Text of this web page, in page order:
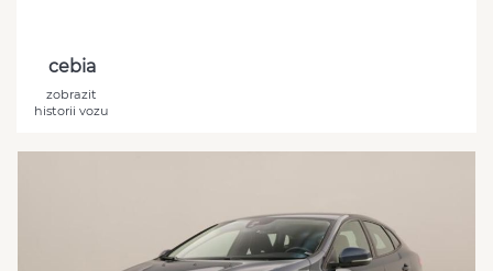
cebia
zobrazit
historii vozu